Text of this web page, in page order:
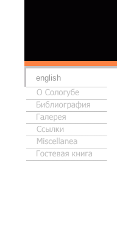
english